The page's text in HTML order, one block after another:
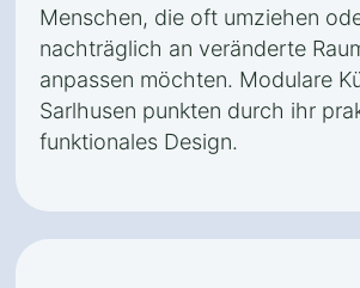
Menschen, die oft umziehen
nachträglich an veränderte
anpassen möchten. Modulare
Sarlhusen punkten durch ihr
funktionales Design.